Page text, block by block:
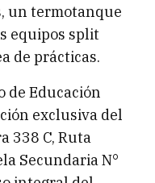
un termotanque
equipos split
de prácticas.
de Educación
exclusiva del
338 C, Ruta
Secundaria N°